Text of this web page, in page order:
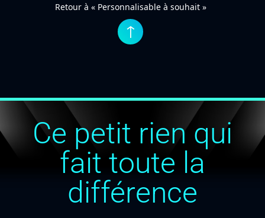
Retour à « Personnalisable à souhait »
↑
Ce petit rien qui
fait toute la
différence